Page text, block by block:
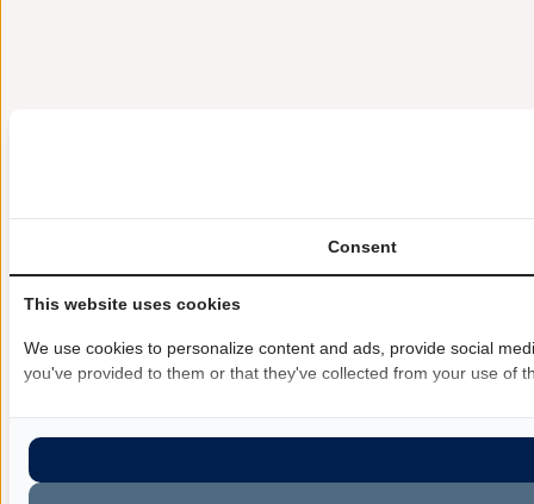
Consent
This website uses cookies
We use cookies to personalize content and ads, provide social
you've provided to them or that they've collected from your use of